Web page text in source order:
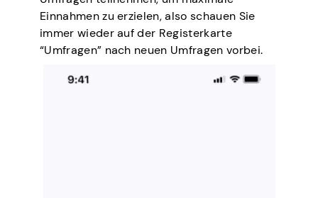
Einnahmen zu erzielen, also schauen Sie
immer wieder auf der Registerkarte
“Umfragen” nach neuen Umfragen vorbei.